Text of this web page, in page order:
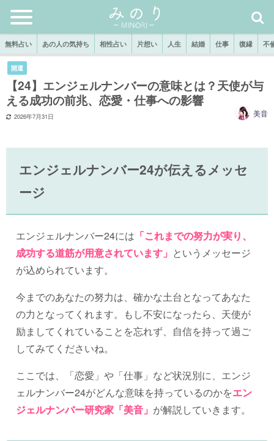
無料占い あの人の気持ち 相性占い 片想い 人生 結婚 仕事 復縁 不
開運
【24】エンジェルナンバーの意味とは？天使が与
える成功の前兆、恋愛・仕事への影響
2026年7月31日 美音
エンジェルナンバー24が伝えるメッセ
ージ
エンジェルナンバー24には 「これまでの努力が実り、
成功する道筋が用意されています」 というメッセージ
が込められています。
今までのあなたの努力は、確かな土台となってあなた
の力となってくれます。もし不安になったら、天使が
励ましてくれていることを忘れず、自信を持って過ご
してみてくださいね。
ここでは、「恋愛」や「仕事」など状況別に、エンジ
ェルナンバー24がどんな意味を持っているのかをエン
ジェルナンバー研究家「美音」 が解説していきます。